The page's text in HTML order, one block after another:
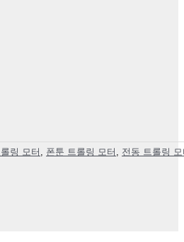
링 모터 , 폰툰 트롤링 모터 , 전동 트롤링